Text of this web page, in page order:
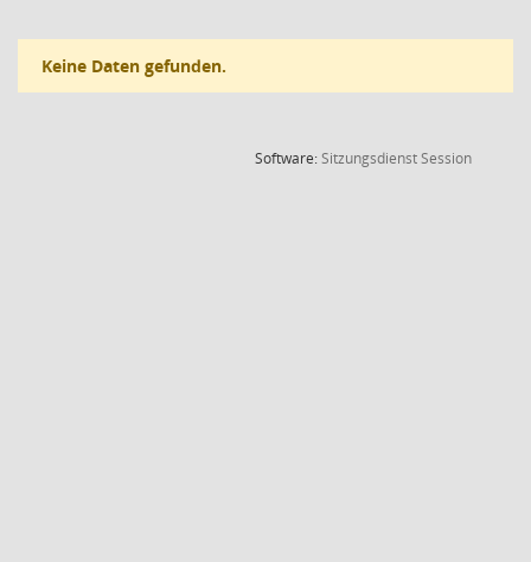
Keine Daten gefunden.
Software:SitzungsdienstSession(Wird in